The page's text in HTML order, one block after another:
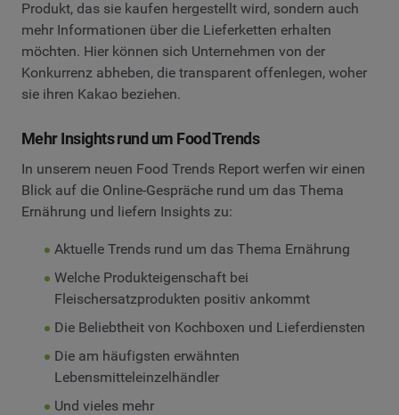
Produkt, das sie kaufen hergestellt wird, sondern auch
mehr Informationen über die Lieferketten erhalten
möchten. Hier können sich Unternehmen von der
Konkurrenz abheben, die transparent offenlegen, woher
sie ihren Kakao beziehen.
Mehr Insights rund um Food Trends
In unserem neuen Food Trends Report werfen wir einen
Blick auf die Online-Gespräche rund um das Thema
Ernährung und liefern Insights zu:
Aktuelle Trends rund um das Thema Ernährung
Welche Produkteigenschaft bei
Fleischersatzprodukten positiv ankommt
Die Beliebtheit von Kochboxen und Lieferdiensten
Die am häufigsten erwähnten
Lebensmitteleinzelhändler
Und vieles mehr